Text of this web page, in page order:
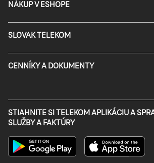
NÁKUP V ESHOPE
SLOVAK TELEKOM
CENNÍKY A DOKUMENTY
STIAHNITE SI TELEKOM APLIKÁCIU A
SLUŽBY A FAKTÚRY